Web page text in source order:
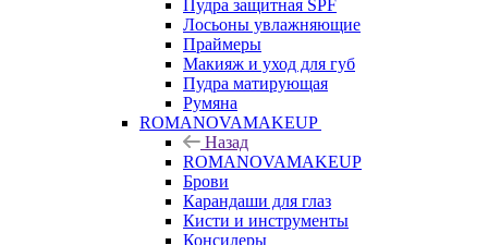
Пудра защитная SPF
Лосьоны увлажняющие
Праймеры
Макияж и уход для губ
Пудра матирующая
Румяна
ROMANOVAMAKEUP
Назад
ROMANOVAMAKEUP
Брови
Карандаши для глаз
Кисти и инструменты
Консилеры